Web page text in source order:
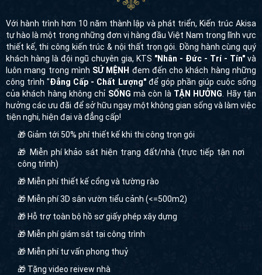
Với hành trình hơn 10 năm thành lập và phát triển, Kiến trúc Akisa
tự hào là một trong những đơn vị hàng đầu Việt Nam trong lĩnh vực
thiết kế, thi công kiến trúc & nội thất trọn gói. Đồng hành cùng quý
khách hàng là đội ngũ chuyên gia, KTS "Nhân - Đức - Trí - Tín" và
luôn mang trong mình SỨ MỆNH đem đến cho khách hàng những
công trình "Đẳng Cấp - Chất Lượng"để góp phần giúp cuộc sống
của khách hàng không chỉ SỐNG mà còn là TẬN HƯỞNG. Hãy tận
hưởng các ưu đãi để sở hữu ngay một không gian sống và làm việc
tiện nghi, hiện đại và đẳng cấp!
🎁 Giảm tới 50% phí thiết kế khi thi công trọn gói
🎁 Miễn phí khảo sát hiện trạng đất/nhà (trực tiếp tận nơi
công trình)
🎁 Miễn phí thiết kế cổng và tường rào
🎁 Miễn phí 3D sân vườn tiểu cảnh (<=500m2)
🎁 Hỗ trợ toàn bộ hồ sơ giấy phép xây dựng
🎁 Miễn phí giám sát tại công trình
🎁 Miễn phí tư vấn phong thuỷ
🎁 Tặng video reivew nhà